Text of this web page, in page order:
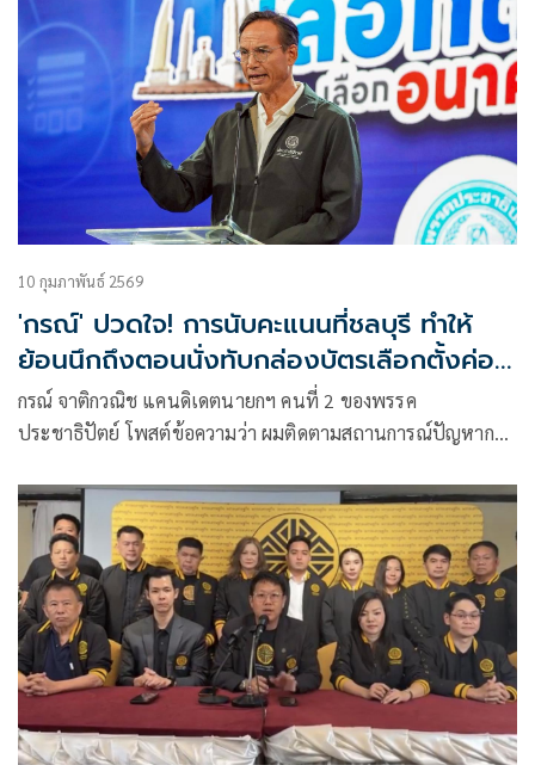
10 กุมภาพันธ์ 2569
'กรณ์' ปวดใจ! การนับคะแนนที่ชลบุรี ทำให้
ย้อนนึกถึงตอนนั่งทับกล่องบัตรเลือกตั้งค่อน
คืน เพราะมีการยัดบัตรโกงคะแนน
กรณ์ จาติกวณิช แคนดิเดตนายกฯ คนที่ 2 ของพรรค
ประชาธิปัตย์ โพสต์ข้อความว่า ผมติดตามสถานการณ์ปัญหาการ